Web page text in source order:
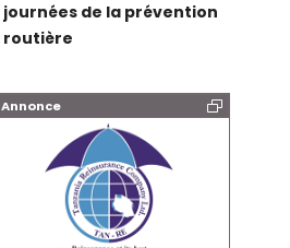
journées de la prévention
routière
Annonce